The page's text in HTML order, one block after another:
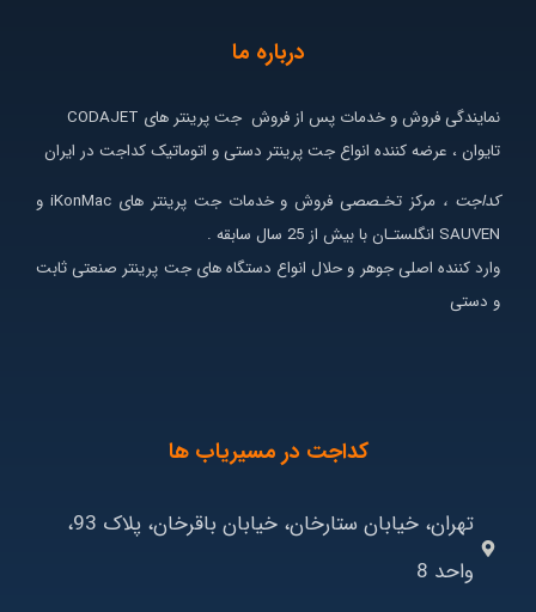
درباره ما
نمایندگی فروش و خدمات پس از فروش جت پرینتر های CODAJET
تایوان ، عرضه کننده انواع جت پرینتر دستی و اتوماتیک کداجت در ایران
کداجت ،
مرکز تخـصصی فروش و خدمات جت پرینتر های iKonMac و
SAUVEN انگلستـان با بیش از 25 سال سابقه .
وارد کننده اصلی جوهر و حلال انواع دستگاه های جت پرینتر صنعتی ثابت
و دستی
کداجت در مسیریاب ها
تهران، خیابان ستارخان، خیابان باقرخان، پلاک 93،
واحد 8